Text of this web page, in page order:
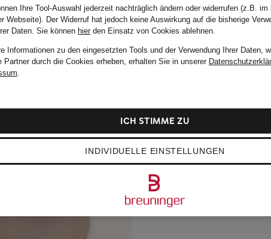
Ihre Tool-Auswahl jederzeit nachträglich ändern oder widerrufen (z.B. im
Webseite). Der Widerruf hat jedoch keine Auswirkung auf die bisherige
Daten. Sie können hierden Einsatz von Cookies ablehnen.
Informationen zu den eingesetzten Tools und der Verwendung Ihrer Daten,
Partner durch die Cookies erheben, erhalten Sie in unserer
.
INDIVIDUELLE EINSTELLUNGEN
ICH STIMME ZU